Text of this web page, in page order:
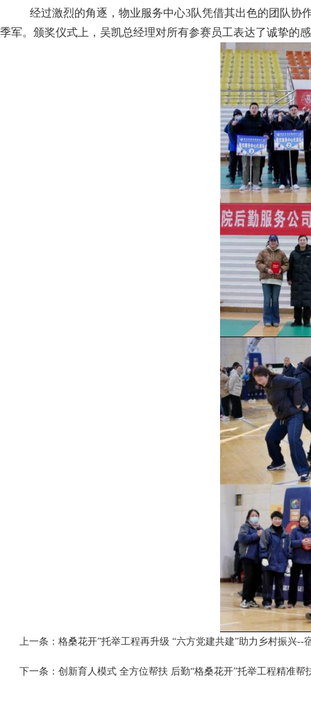
经过激烈的角逐，物业服务中心3队凭借其出色的团队协
季军。颁奖仪式上，吴凯总经理对所有参赛员工表达了诚挚的
上一条： 格桑花开”托举工程再升级 “六方党建共建”助力乡村振兴
下一条： 创新育人模式 全方位帮扶 后勤“格桑花开”托举工程精准帮